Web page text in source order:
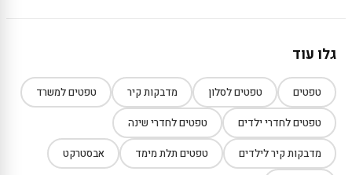
גלו עוד
טפטים טפטים לסלון מדבקות קיר טפטים למשרד
טפטים לחדרי ילדים טפטים לחדרי שינה
מדבקות קיר לילדים טפטים תלת מימד אבסטרקט